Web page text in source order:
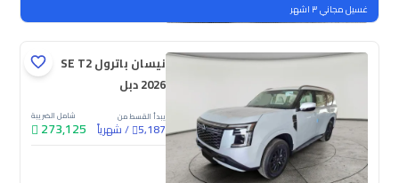
غسيل مجاني ٣ اشهر
نيسان باترول SE T2
2026 دبل
يبدأ القسط من
5,187
/شهرياً
شامل الضريبة
273,125
جديدة